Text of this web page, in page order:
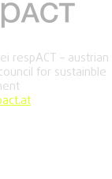
respACT – austrian
for sustainble